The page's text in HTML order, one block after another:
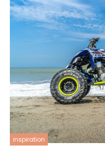
inspiration